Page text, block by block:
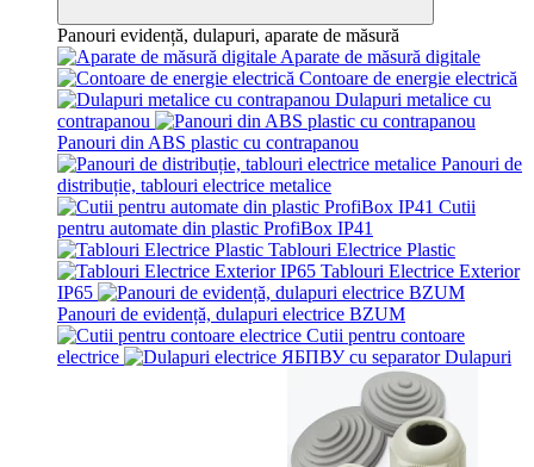
Panouri evidență, dulapuri, aparate de măsură
Aparate de măsură digitale
Contoare de energie electrică
Dulapuri metalice cu
contrapanou
Panouri din ABS plastic cu contrapanou
Panouri de
distribuție, tablouri electrice metalice
Cutii
pentru automate din plastic ProfiBox IP41
Tablouri Electrice Plastic
Tablouri Electrice Exterior
IP65
Panouri de evidență, dulapuri electrice BZUM
Cutii pentru contoare
electrice
Dulapuri